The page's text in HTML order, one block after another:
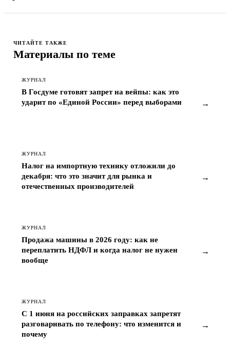
ЧИТАЙТЕ ТАКЖЕ
Материалы по теме
ЖУРНАЛ
В Госдуме готовят запрет на вейпы: как это
ударит по «Единой России» перед выборами
→
ЖУРНАЛ
Налог на импортную технику отложили до
декабря: что это значит для рынка и
отечественных производителей
→
ЖУРНАЛ
Продажа машины в 2026 году: как не
переплатить НДФЛ и когда налог не нужен
вообще
→
ЖУРНАЛ
С 1 июня на российских заправках запретят
разговаривать по телефону: что изменится и
почему
→